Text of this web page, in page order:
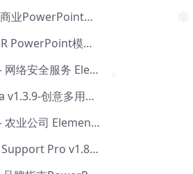
Ronni-商业PowerPoint模板【Dc-0077】
SHAPER PowerPoint模板【Dc-0184】
Jarvis – 网络安全服务 Elementor 模板套件【Aa-0035】
lmpeka v1.3.9-创意多用途 WordPress 主题【Be-0064】
Agria – 农业公司 Elementor Pro 模板套件【Aa-0003】
Fluent Support Pro v1.8.1 – WordPress 支持票务系统【Cc-0041】